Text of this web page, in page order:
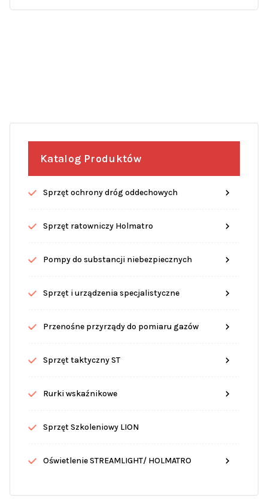
Katalog Produktów
Sprzęt ochrony dróg oddechowych
Sprzęt ratowniczy Holmatro
Pompy do substancji niebezpiecznych
Sprzęt i urządzenia specjalistyczne
Przenośne przyrządy do pomiaru gazów
Sprzęt taktyczny ST
Rurki wskaźnikowe
Sprzęt Szkoleniowy LION
Oświetlenie STREAMLIGHT/ HOLMATRO